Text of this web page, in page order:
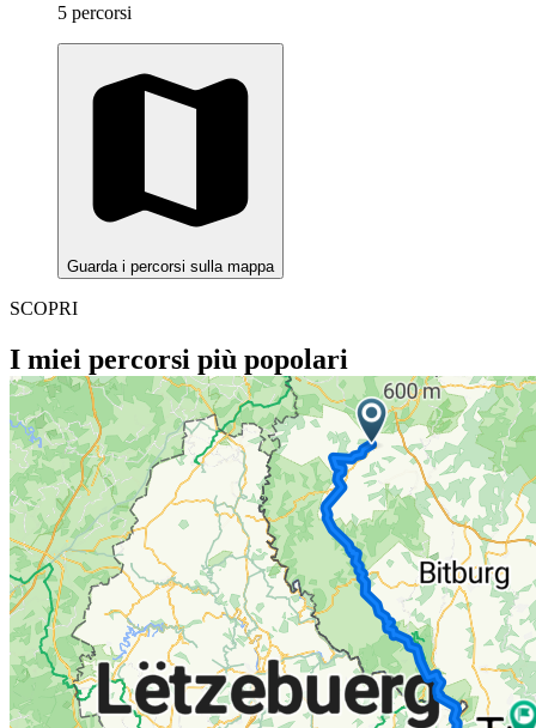
5 percorsi
Guarda i percorsi sulla mappa
SCOPRI
I miei percorsi più popolari